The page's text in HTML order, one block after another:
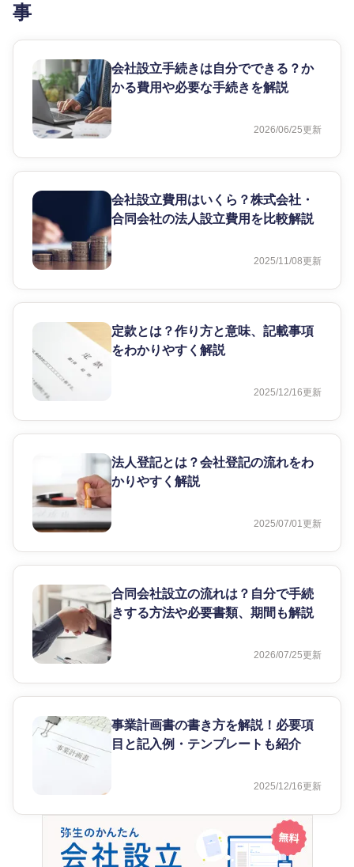
事
会社設立手続きは自分でできる？か
かる費用や必要な手続きを解説
2026/06/25更新
会社設立費用はいくら？株式会社・
合同会社の法人設立費用を比較解説
2025/11/08更新
定款とは？作り方と意味、記載事項
をわかりやすく解説
2025/12/16更新
法人登記とは？会社登記の流れをわ
かりやすく解説
2025/07/01更新
合同会社設立の流れは？自分で手続
きする方法や必要書類、期間も解説
2026/07/25更新
事業計画書の書き方を解説！必要項
目と記入例・テンプレートも紹介
2025/12/16更新